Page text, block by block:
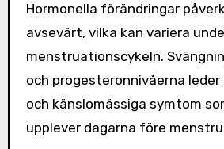
Hormonella förändringar
avsevärt, vilka kan variera
menstruationscykeln.
och progesteronnivåerna
och känslomässiga symtom
upplever dagarna före